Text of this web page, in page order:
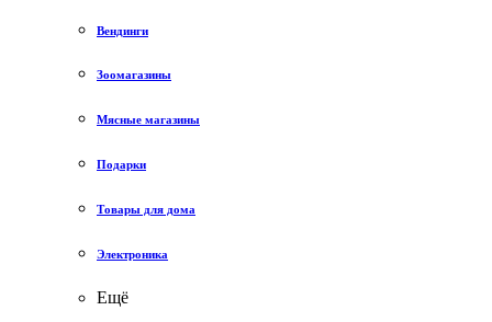
Вендинги
Зоомагазины
Мясные магазины
Подарки
Товары для дома
Электроника
Ещё